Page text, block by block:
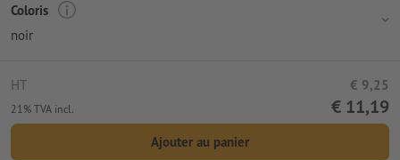
Coloris
noir
HT € 9,25
21% TVA incl. € 11,19
Ajouter au panier